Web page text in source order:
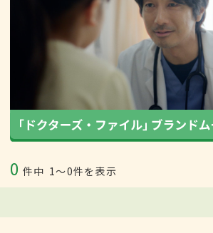
0 件中 1〜0件を表示